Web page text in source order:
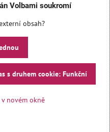
Volbami soukromí
obsah?
s druhem cookie: Funkční
novém okně